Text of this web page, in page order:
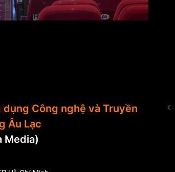
Công nghệ và Truyền
Âu Lạc
Media)
<